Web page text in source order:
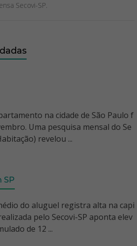
Secovi-SP.
na cidade de São Paulo f
Uma pesquisa mensal do Se
revelou ...
SP
do aluguel registra alta na capi
pelo Secovi-SP aponta elev
de 12 ...